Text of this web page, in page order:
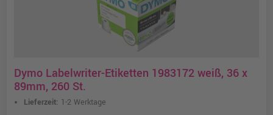
Dymo Labelwriter-Etiketten 1983172 weiß, 36 x
89mm, 260 St.
Lieferzeit: 1-2 Werktage